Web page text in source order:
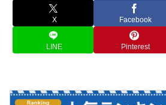
X Facebook
LINE Pinterest